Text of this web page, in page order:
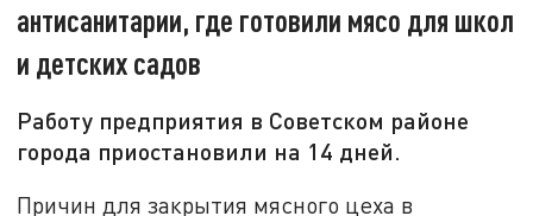
антисанитарии, где готовили мясо для школ
и детских садов
Работу предприятия в Советском районе
города приостановили на 14 дней.
Причин для закрытия мясного цеха в